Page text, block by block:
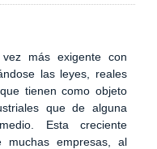
más exigente con
las leyes, reales
tienen como objeto
que de alguna
Esta creciente
muchas empresas, al